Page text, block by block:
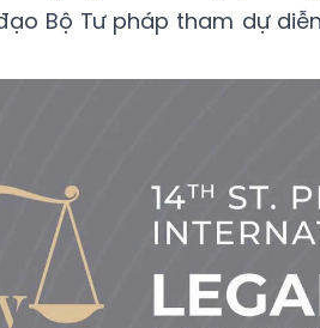
Bộ Tư pháp tham dự